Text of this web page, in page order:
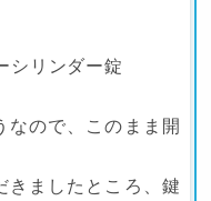
シリンダー錠
なので、このまま開
きましたところ、鍵